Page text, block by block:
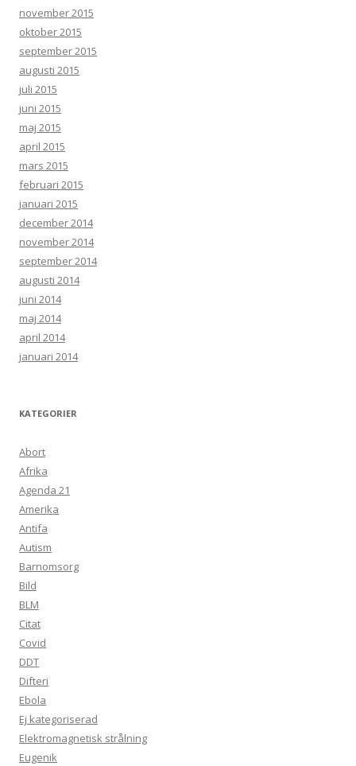
november 2015
oktober 2015
september 2015
augusti 2015
juli 2015
juni 2015
maj 2015
april 2015
mars 2015
februari 2015
januari 2015
december 2014
november 2014
september 2014
augusti 2014
juni 2014
maj 2014
april 2014
januari 2014
KATEGORIER
Abort
Afrika
Agenda 21
Amerika
Antifa
Autism
Barnomsorg
Bild
BLM
Citat
Covid
DDT
Difteri
Ebola
Ej kategoriserad
Elektromagnetisk strålning
Eugenik